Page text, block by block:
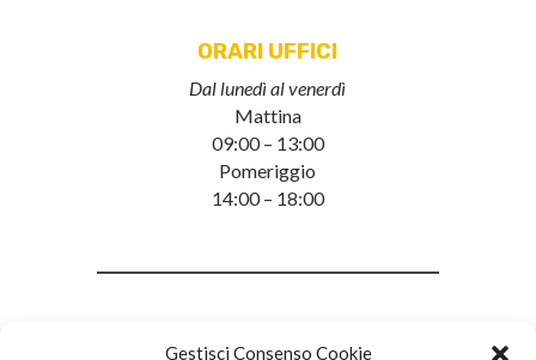
Gestisci Consenso Cookie
ORARI UFFICI
Dal lunedì al venerdì
Mattina
09:00 – 13:00
Pomeriggio
14:00 – 18:00